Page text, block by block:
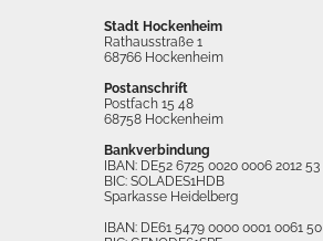
Stadt Hockenheim
Rathausstraße 1
68766 Hockenheim
Postanschrift
Postfach 15 48
68758 Hockenheim
Bankverbindung
IBAN: DE52 6725 0020 0006 2012 53
BIC: SOLADES1HDB
Sparkasse Heidelberg
IBAN: DE61 5479 0000 0001 0061 50